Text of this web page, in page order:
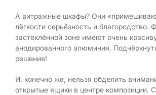
А витражные шкафы? Они
лёгкости серьёзность и благородство.
застеклённой зоне имеют очень
анодированного алюминия.
решение!
И, конечно же, нельзя обделить
открытые ящики в центре композиции.